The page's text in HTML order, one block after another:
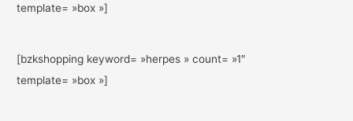
template= »box »]
[bzkshopping keyword= »herpes » count= »1″
template= »box »]